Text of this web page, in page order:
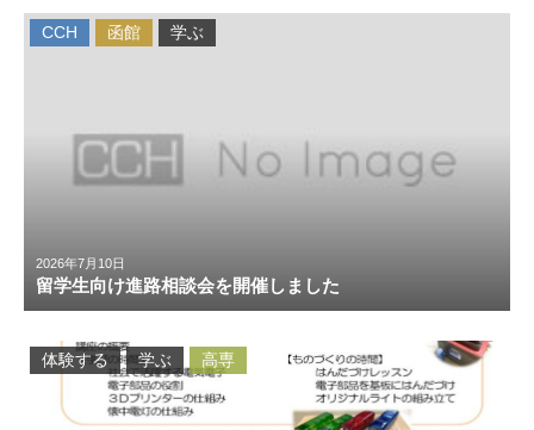
2026年7月10日
留学生向け進路相談会を開催しました
CCH 函館 学ぶ
体験する 学ぶ 高専